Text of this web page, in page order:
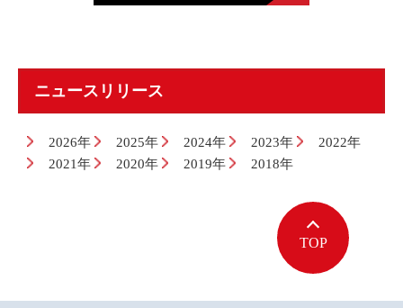
ニュースリリース
2026年 2025年 2024年 2023年
2022年
2021年
2020年 2019年 2018年
TOP